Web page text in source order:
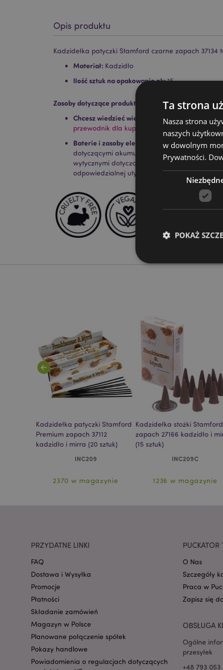
Opis produktu
Kadzidełka patyczki Stamford czarne zapach 37134
Materiał: Kadzidło
Ilość sztuk na opakowanie ok:15
Zasoby dotyczące produktów:
Chcesz wiedzieć więcej na temat zakupów w
przewodnik dla kupujących.
Baterie i zasoby elektryczne:Zapoznaj się z
dotyczącymi akumulatorów i produktów
wytycznymi dotyczącymi bezpieczeństwa i
odpowiedzialnej utylizacji.
Kiknij tutajaby
Kadzidełka patyczki Stamford
Premium zapach 37112
kadzidło i mirra (20 sztuk)
INC209
2370 w magazynie
Kadzidełka stożki Stamford
zapach 27166 kadzidło i
(15 sztuk)
INC209C
1236 w magazynie
PRZYDATNE LINKI
FAQ
Dostawa i Wysyłka
Promocje
Płatności
Składanie zamówień
Magazyn w Polsce
Planowane połączenie spółek
Pokazy handlowe
Powiadomienia o regulacjach dotyczących
PUCKATOR
O Nas
Szczegóły
Praca w
Zapisz się
OBSŁUGA
Ogólne
przesyłek
+48 793 053
Ta strona
Nasza strona
naszych
w dowolnym
Prywatności.
POKAŻ
Nazwa
CookieScriptConsent
mage-cache-
invalidation
form_key
PHPSESSID
mage-cache-storage